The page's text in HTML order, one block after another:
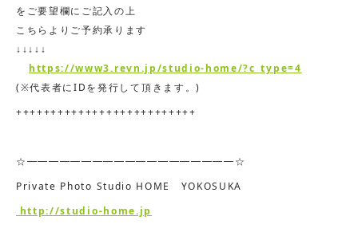
をご要望欄にご記入の上
こちらよりご予約承ります
↓↓↓↓↓
https://www3.revn.jp/studio-home/?c_type=4
(※代表者にIDを発行して頂きます。)
++++++++++++++++++++++++++
☆━━━━━━━━━━━━━━━━━━━☆
Private Photo Studio HOME YOKOSUKA
http://studio-home.jp